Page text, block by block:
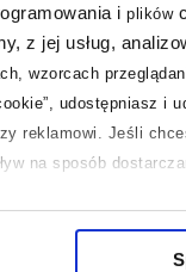
i plików
z jej usług,
wzorcach
udostępniasz i
reklamowi. Jeśli
na sposób
ich przepisy,
Pobierz
Zobacz